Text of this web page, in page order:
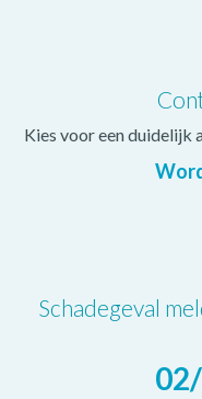
Kies voor een duidelijk
Schadegeval